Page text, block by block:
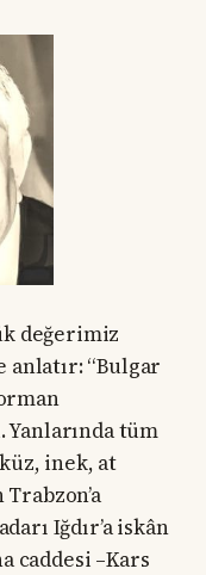
değerimiz
anlatır: “Bulgar
tüm
inek, at
Iğdır’a iskân
caddesi –Kars